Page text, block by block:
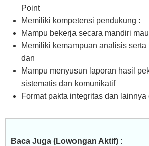
Point
Memiliki kompetensi pendukung :
Mampu bekerja secara mandiri
Memiliki kemampuan analisis
dan
Mampu menyusun laporan hasil
sistematis dan komunikatif
Format pakta integritas dan
Baca Juga (Lowongan Aktif) :